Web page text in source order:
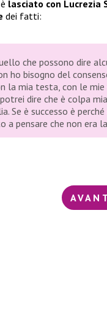
lasciato con Lucrezia
dei fatti:
che possono dire
ho bisogno del
la mia testa, con le
dire che è colpa
Se è successo è
a pensare che non era